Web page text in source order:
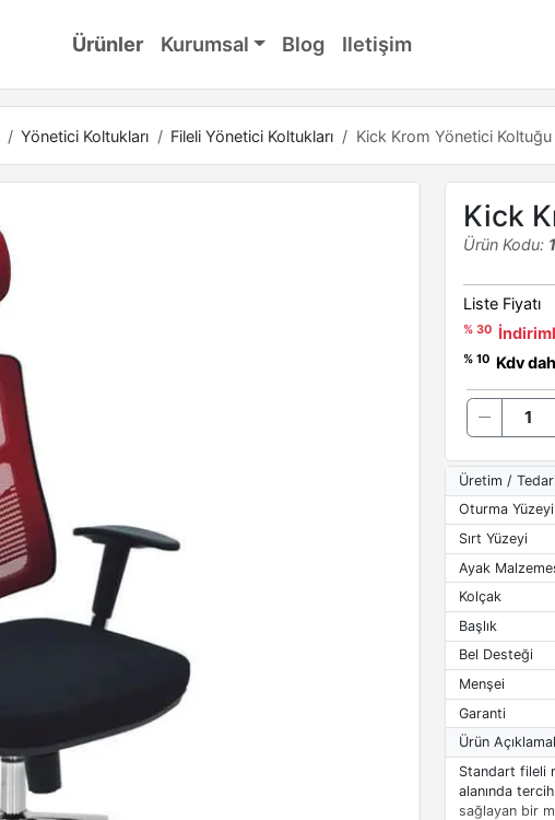
Ürünler Kurumsal Blog Iletişim
Yönetici Koltukları Fileli Yönetici Koltukları Kick Krom Yönetici Koltuğu
Kick
Ürün Kodu:
Liste Fiyatı
% 30
% 10 Kdv
Üretim /
Oturma Yüzeyi
Sırt Yüzeyi
Ayak
Kolçak
Başlık
Bel Desteği
Menşei
Garanti
Ürün
Standart fileli
alanında
sağlayan bir